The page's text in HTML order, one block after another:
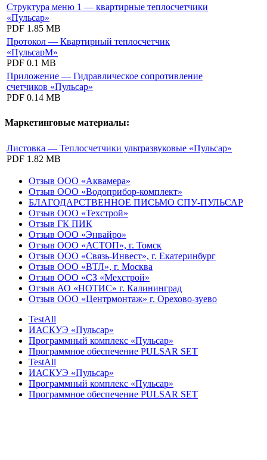
Структура меню 1 — квартирные теплосчетчики
«Пульсар»
PDF 1.85 MB
Протокол — Квартирный теплосчетчик
«ПульсарМ»
PDF 0.1 MB
Приложение — Гидравлическое сопротивление
счетчиков «Пульсар»
PDF 0.14 MB
Маркетинговые материалы:
Листовка — Теплосчетчики ультразвуковые «Пульсар»
PDF 1.82 MB
Отзыв ООО «Аквамера»
Отзыв ООО «Водоприбор-комплект»
БЛАГОДАРСТВЕННОЕ ПИСЬМО СПУ-ПУЛЬСАР
Отзыв ООО «Техстрой»
Отзыв ГК ПИК
Отзыв ООО «Энвайро»
Отзыв ООО «АСТОП», г. Томск
Отзыв ООО «Связь-Инвест», г. Екатеринбург
Отзыв ООО «ВТЛ», г. Москва
Отзыв ООО «СЗ «Мехстрой»
Отзыв АО «НОТИС» г. Калининград
Отзыв ООО «Центрмонтаж» г. Орехово-зуево
TestAll
ИАСКУЭ «Пульсар»
Программный комплекс «Пульсар»
Программное обеспечение PULSAR SET
TestAll
ИАСКУЭ «Пульсар»
Программный комплекс «Пульсар»
Программное обеспечение PULSAR SET